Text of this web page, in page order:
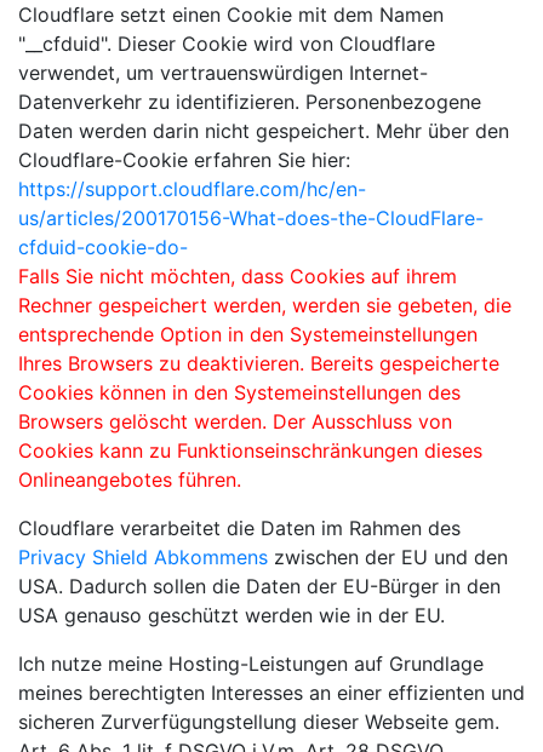
Cloudflare setzt einen Cookie mit dem Namen
"__cfduid". Dieser Cookie wird von Cloudflare
verwendet, um vertrauenswürdigen Internet-
Datenverkehr zu identifizieren. Personenbezogene
Daten werden darin nicht gespeichert. Mehr über den
Cloudflare-Cookie erfahren Sie hier:
https://support.cloudflare.com/hc/en-
us/articles/200170156-What-does-the-CloudFlare-
cfduid-cookie-do-
Falls Sie nicht möchten, dass Cookies auf ihrem
Rechner gespeichert werden, werden sie gebeten, die
entsprechende Option in den Systemeinstellungen
Ihres Browsers zu deaktivieren. Bereits gespeicherte
Cookies können in den Systemeinstellungen des
Browsers gelöscht werden. Der Ausschluss von
Cookies kann zu Funktionseinschränkungen dieses
Onlineangebotes führen.
Cloudflare verarbeitet die Daten im Rahmen des
Privacy Shield Abkommens zwischen der EU und den
USA. Dadurch sollen die Daten der EU-Bürger in den
USA genauso geschützt werden wie in der EU.
Ich nutze meine Hosting-Leistungen auf Grundlage
meines berechtigten Interesses an einer effizienten und
sicheren Zurverfügungstellung dieser Webseite gem.